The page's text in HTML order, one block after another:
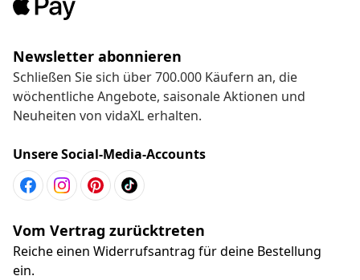
Newsletter abonnieren
Schließen Sie sich über 700.000 Käufern an, die
wöchentliche Angebote, saisonale Aktionen und
Neuheiten von vidaXL erhalten.
Unsere Social-Media-Accounts
Vom Vertrag zurücktreten
Reiche einen Widerrufsantrag für deine Bestellung
ein.